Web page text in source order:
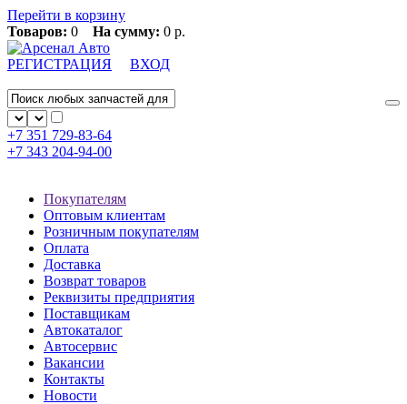
Перейти в корзину
Товаров: 0 На сумму: 0 р.
РЕГИСТРАЦИЯ ВХОД
+7 351 729-83-64
+7 343 204-94-00
Покупателям
Оптовым клиентам
Розничным покупателям
Оплата
Доставка
Возврат товаров
Реквизиты предприятия
Поставщикам
Автокаталог
Автосервис
Вакансии
Контакты
Новости